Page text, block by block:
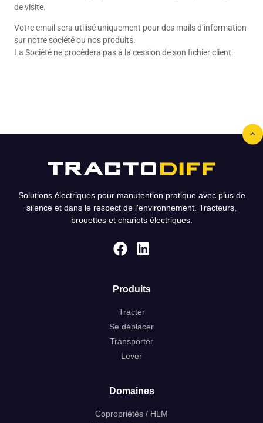
de visite.
Votre email sera utilisé uniquement pour des mails d’information
sur notre société ou nos produits.
La Société ne procèdera pas à la cession de son fichier client.
Solutions électriques pour manutention pratique avec plus de
silence et dans le respect de l'environnement. Tracteurs,
brouettes et chariots électriques.
Produits
Tracter
Se déplacer
Transporter
Lever
Domaines
Copropriétés / HLM